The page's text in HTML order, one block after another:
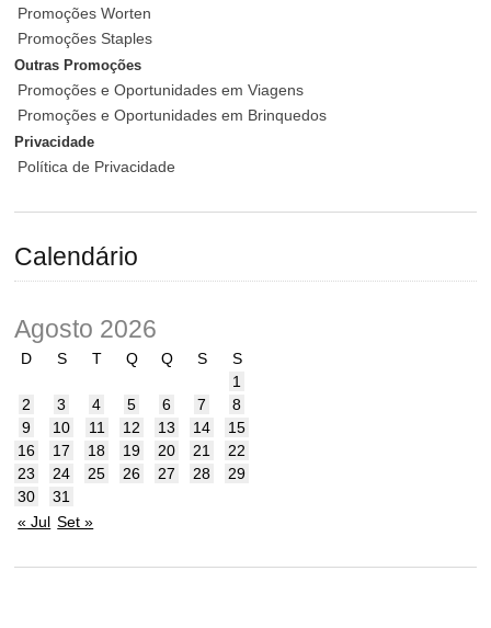
Promoções Worten
Promoções Staples
Outras Promoções
Promoções e Oportunidades em Viagens
Promoções e Oportunidades em Brinquedos
Privacidade
Política de Privacidade
Calendário
Agosto 2026
D S T Q Q S
S
1
2
3 4 5 6 7
8
9
10 11 12 13 14
15
16
17 18 19 20 21
22
23
24 25 26 27 28
29
30
31
« Jul Set »